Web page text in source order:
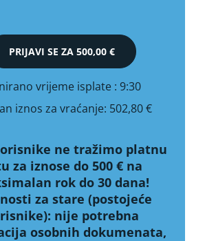
PRIJAVI SE ZA 500,00 €
vrijeme isplate : 9:30
iznos za vraćanje: 502,80 €
ne tražimo platnu
za iznose do 500 € na
rok do 30 dana!
za stare (postojeće
nije potrebna
osobnih dokumenata,